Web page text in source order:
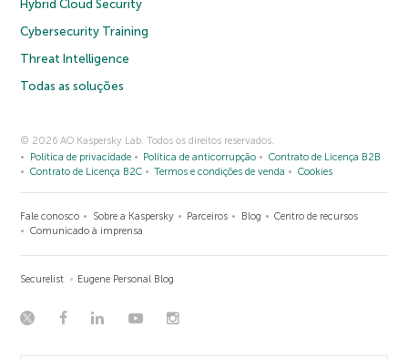
Hybrid Cloud Security
Cybersecurity Training
Threat Intelligence
Todas as soluções
© 2026 AO Kaspersky Lab. Todos os direitos reservados.
Política de privacidade
Política de anticorrupção
Contrato de Licença B2B
Contrato de Licença B2C
Termos e condições de venda Cookies
Fale conosco Sobre a Kaspersky Parceiros Blog
Centro de recursos
Comunicado à imprensa
Securelist Eugene Personal Blog